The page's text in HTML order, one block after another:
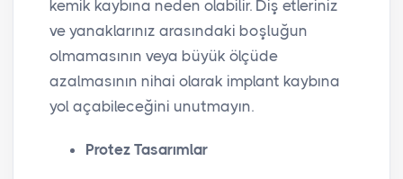
kemik kaybına neden olabilir. Diş etleriniz
ve yanaklarınız arasındaki boşluğun
olmamasının veya büyük ölçüde
azalmasının nihai olarak implant kaybına
yol açabileceğini unutmayın.
Protez Tasarımlar